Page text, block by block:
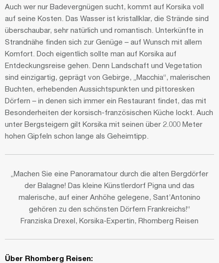
Auch wer nur Badevergnügen sucht, kommt auf Korsika voll
auf seine Kosten. Das Wasser ist kristallklar, die Strände sind
überschaubar, sehr natürlich und romantisch. Unterkünfte in
Strandnähe finden sich zur Genüge – auf Wunsch mit allem
Komfort. Doch eigentlich sollte man auf Korsika auf
Entdeckungsreise gehen. Denn Landschaft und Vegetation
sind einzigartig, geprägt von Gebirge, „Macchia“, malerischen
Buchten, erhebenden Aussichtspunkten und pittoresken
Dörfern – in denen sich immer ein Restaurant findet, das mit
Besonderheiten der korsisch-französischen Küche lockt. Auch
unter Bergsteigern gilt Korsika mit seinen über 2.000 Meter
hohen Gipfeln schon lange als Geheimtipp.
„Machen Sie eine Panoramatour durch die alten Bergdörfer
der Balagne! Das kleine Künstlerdorf Pigna und das
malerische, auf einer Anhöhe gelegene, Sant’Antonino
gehören zu den schönsten Dörfern Frankreichs!“
Franziska Drexel, Korsika-Expertin, Rhomberg Reisen
Über Rhomberg Reisen: